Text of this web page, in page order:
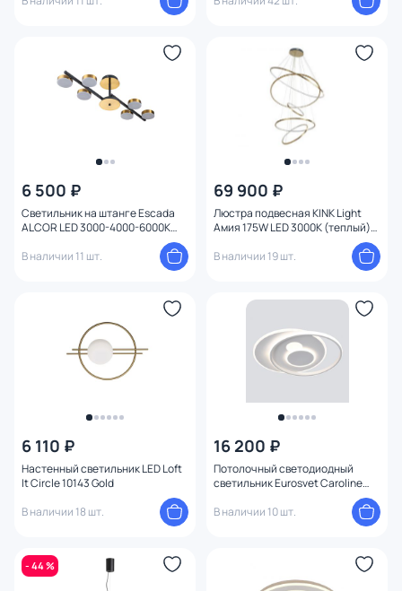
6 500 ₽
Светильник на штанге Escada
ALCOR LED 3000-4000-6000К
(теплый,белый,холодный) 95W
10266/6LED
В наличии 11 шт.
69 900 ₽
Люстра подвесная KINK Light
Амия 175W LED 3000К (теплый)
В наличии 19 шт.
6 110 ₽
Настенный светильник LED Loft
It Circle 10143 Gold
В наличии 18 шт.
16 200 ₽
Потолочный светодиодный
светильник Eurosvet Caroline
В наличии 10 шт.
- 44 %